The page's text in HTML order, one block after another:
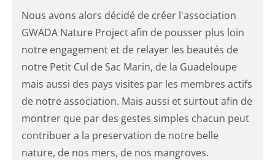
Nous avons alors décidé de créer l'association
GWADA Nature Project afin de pousser plus loin
notre engagement et de relayer les beautés de
notre Petit Cul de Sac Marin, de la Guadeloupe
mais aussi des pays visites par les membres actifs
de notre association. Mais aussi et surtout afin de
montrer que par des gestes simples chacun peut
contribuer a la preservation de notre belle
nature, de nos mers, de nos mangroves.